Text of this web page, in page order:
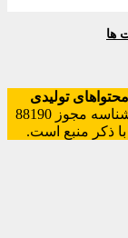
ها
محتواهای تولیدی
با شناسه مجوز 88190
ذکر منبع است.